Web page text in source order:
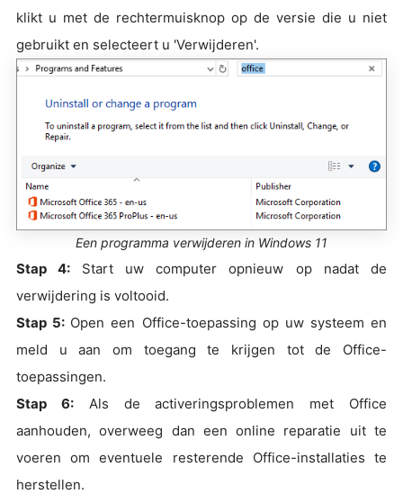
klikt u met de rechtermuisknop op de versie die u niet
gebruikt en selecteert u 'Verwijderen'.
Een programma verwijderen in Windows 11
Stap 4: Start uw computer opnieuw op nadat de
verwijdering is voltooid.
Stap 5: Open een Office-toepassing op uw systeem en
meld u aan om toegang te krijgen tot de Office-
toepassingen.
Stap 6:Als de activeringsproblemen met Office
aanhouden, overweeg dan een online reparatie uit te
voeren om eventuele resterende Office-installaties te
herstellen.